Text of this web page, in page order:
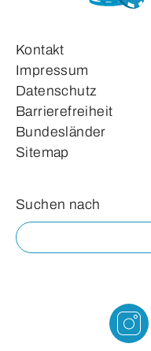
Kontakt
Impressum
Datenschutz
Barrierefreiheit
Bundesländer
Sitemap
Suchformular
Suchen nach